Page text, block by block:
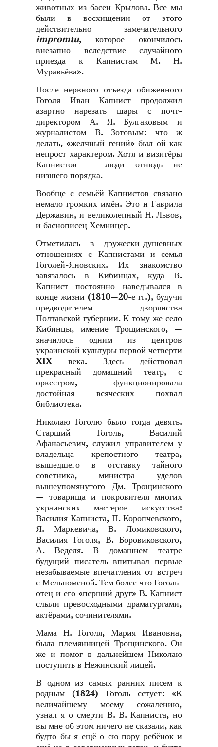
животных из басен Крылова. Все мы
были в восхищении от этого
действительно замечательного
impromtu, которое окончилось
внезапно вследствие случайного
приезда к Капнистам М. Н.
Муравьёва».
После нервного отъезда обиженного
Гоголя Иван Капнист продолжил
азартно нарезать шары с почт-
директором А. Я. Булгаковым и
журналистом В. Зотовым: что ж
делать, «желчный гений» был ой как
непрост характером. Хотя и визитёры
Капнистов — люди отнюдь не
низшего порядка.
Вообще с семьёй Капнистов связано
немало громких имён. Это и Гаврила
Державин, и великолепный Н. Львов,
и баснописец Хемницер.
Отметилась в дружески-душевных
отношениях с Капнистами и семья
Гоголей-Яновских. Их знакомство
завязалось в Кибинцах, куда В.
Капнист постоянно наведывался в
конце жизни (1810—20-е гг.), будучи
предводителем дворянства
Полтавской губернии. К тому же село
Кибинцы, имение Трощинского, —
значилось одним из центров
украинской культуры первой четверти
XIX века. Здесь действовал
прекрасный домашний театр, с
оркестром, функционировала
достойная всяческих похвал
библиотека.
Николаю Гоголю было тогда девять.
Старший Гоголь, Василий
Афанасьевич, служил управителем у
владельца крепостного театра,
вышедшего в отставку тайного
советника, министра уделов
вышеупомянутого Дм. Трощинского
— товарища и покровителя многих
украинских мастеров искусства:
Василия Капниста, П. Коропчевского,
Я. Маркевича, В. Ломиковского,
Василия Гоголя, В. Боровиковского,
А. Веделя. В домашнем театре
будущий писатель впитывал первые
незабываемые впечатления от встреч
с Мельпоменой. Тем более что Гоголь-
отец и его «перший друг» В. Капнист
слыли превосходными драматургами,
актёрами, сочинителями.
Мама Н. Гоголя, Мария Ивановна,
была племянницей Трощинского. Он
же и помог в дальнейшем Николаю
поступить в Нежинский лицей.
В одном из самых ранних писем к
родным (1824) Гоголь сетует: «К
величайшему моему сожалению,
узнал я о смерти В. В. Капниста, но
вы мне об этом ничего не сказали, как
будто бы я ещё о сю пору ребёнок и